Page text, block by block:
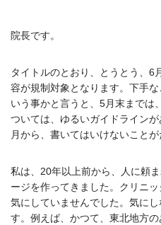
院長です。
タイトルのとおり、とうとう、6
容が規制対象となります。下手
いう事かと言うと、5月末までは
ついては、ゆるいガイドライン
月から、書いてはいけないこと
私は、20年以上前から、人に頼
ージを作ってきました。クリニ
気にしていませんでした。気に
す。例えば、かつて、東北地方